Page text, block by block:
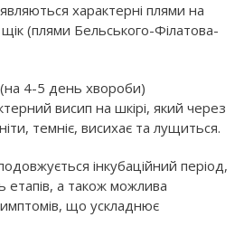
характерні плями на
щік (плями Бельського-Філатова-
(на 4-5 день хвороби)
висип на шкірі, який через
темніє, висихає та лущиться.
інкубаційний період,
етапів, а також можлива
що ускладнює